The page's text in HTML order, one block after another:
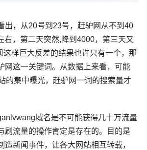
出，从20号到23号，赶驴网从不到40
右，第二天突然,降到4000，第三天又
这样巨大反差的结果也许只有一个，那
网这一关键词。从数据上来看，可能
的集中曝光，赶驴网一词的搜索量才
域名是不可能获得几十万流量
刷流量的操作肯定是存在的。目的是
造新闻事件，让各大网站相互转载，